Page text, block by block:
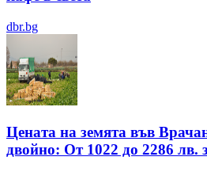
dbr.bg
Цената на земята във
двойно: От 1022 до 2286 лв.